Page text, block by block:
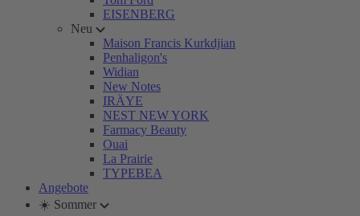
EISENBERG
Neu
Maison Francis Kurkdjian
Penhaligon's
Widian
New Notes
IRÄYE
NEST NEW YORK
Farmacy Beauty
Ouai
La Prairie
TYPEBEA
Angebote
☀️ Sommer